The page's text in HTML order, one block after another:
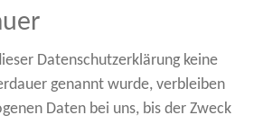
Datenschutzerklärung keine
genannt wurde, verbleiben
Daten bei uns, bis der Zweck